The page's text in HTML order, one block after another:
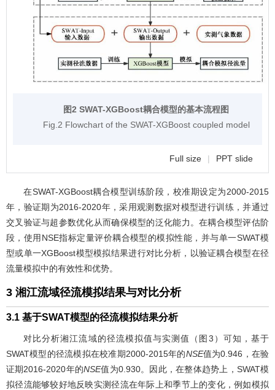
图2 SWAT-XGBoost耦合模型的基本流程图
Fig.2 Flowchart of the SWAT-XGBoost coupled model
Full size | PPT slide
在SWAT-XGBoost耦合模型训练阶段，校准期设定为2000-2015
年，验证期为2016-2020年，采用观测数据对模型进行训练，并通过
交叉验证与超参数优化从而确保模型的泛化能力。在耦合模型评估阶
段，使用NSE指标定量评价耦合模型的模拟性能，并与单一SWAT模
型或单一XGBoost模型模拟结果进行对比分析，以验证耦合模型在径
流量模拟中的有效性和优势。
3 湘江流域径流模拟结果与对比分析
3.1 基于SWAT模型的径流模拟结果分析
对比分析湘江流域的径流模拟值与实测值（ 图3 ）可知，基于
SWAT模型的径流模拟在校准期2000-2015年的NSE值为0.946，在验
证期2016-2020年的NSE值为0.930。因此，在整体趋势上，SWAT模
拟径流能够较好地反映实测径流在年际上和季节上的变化，例如模拟